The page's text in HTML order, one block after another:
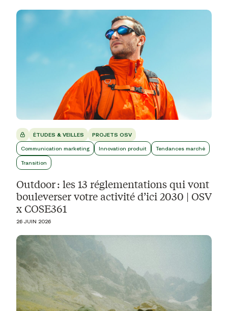
ÉTUDES & VEILLES PROJETS OSV
Communication marketing Innovation produit Tendances marché
Transition
Outdoor : les 13 réglementations qui vont
bouleverser votre activité d’ici 2030 | OSV
x COSE361
26 JUIN 2026